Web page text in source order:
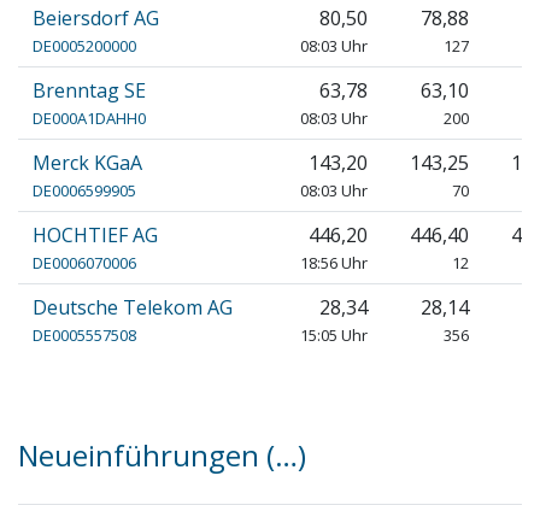
Beiersdorf AG
DE0005200000
80,50
08:03 Uhr
78,88
127
Brenntag SE
DE000A1DAHH0
63,78
08:03 Uhr
63,10
200
Merck KGaA
DE0006599905
143,20
08:03 Uhr
143,25
70
HOCHTIEF AG
DE0006070006
446,20
18:56 Uhr
446,40
12
Deutsche Telekom AG
DE0005557508
28,34
15:05 Uhr
28,14
356
Neueinführungen (…)